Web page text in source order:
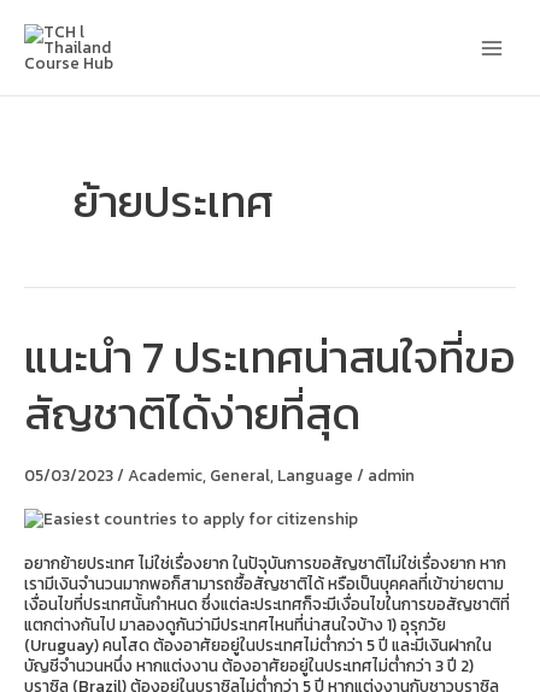
content
ย้ายประเทศ
แนะนำ 7 ประเทศน่าสนใจที่ขอ
สัญชาติได้ง่ายที่สุด
05/03/2023/Academic, General, Language / admin
อยากย้ายประเทศ ไม่ใช่เรื่องยาก ในปัจุบันการขอสัญชาติไม่ใช่เรื่องยาก หาก
เรามีเงินจำนวนมากพอก็สามารถซื้อสัญชาติได้ หรือเป็นบุคคลที่เข้าข่ายตาม
เงื่อนไขที่ประเทศนั้นกำหนด ซึ่งแต่ละประเทศก็จะมีเงื่อนไขในการขอสัญชาติที่
แตกต่างกันไป มาลองดูกันว่ามีประเทศไหนที่น่าสนใจบ้าง 1) อุรุกวัย
(Uruguay) คนโสด ต้องอาศัยอยู่ในประเทศไม่ต่ำกว่า 5 ปี และมีเงินฝากใน
บัญชีจำนวนหนึ่ง หากแต่งงาน ต้องอาศัยอยู่ในประเทศไม่ต่ำกว่า 3 ปี 2)
บราซิล (Brazil) ต้องอยู่ในบราซิลไม่ต่ำกว่า 5 ปี หากแต่งงานกับชาวบราซิล
ประเทศ
น่า
สนใจ
สัญชาติ
ง่าย